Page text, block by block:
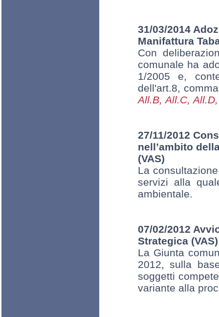
31/03/2014
Manifattura
Con
comunale ha
1/2005 e,
dell'art.8,
All.B, All.C, All.D,
27/11/2012
nell’ambito
(VAS)
La
servizi alla
ambientale.
07/02/2012
Strategica (VAS)
La Giunta
2012, sulla
soggetti
variante alla